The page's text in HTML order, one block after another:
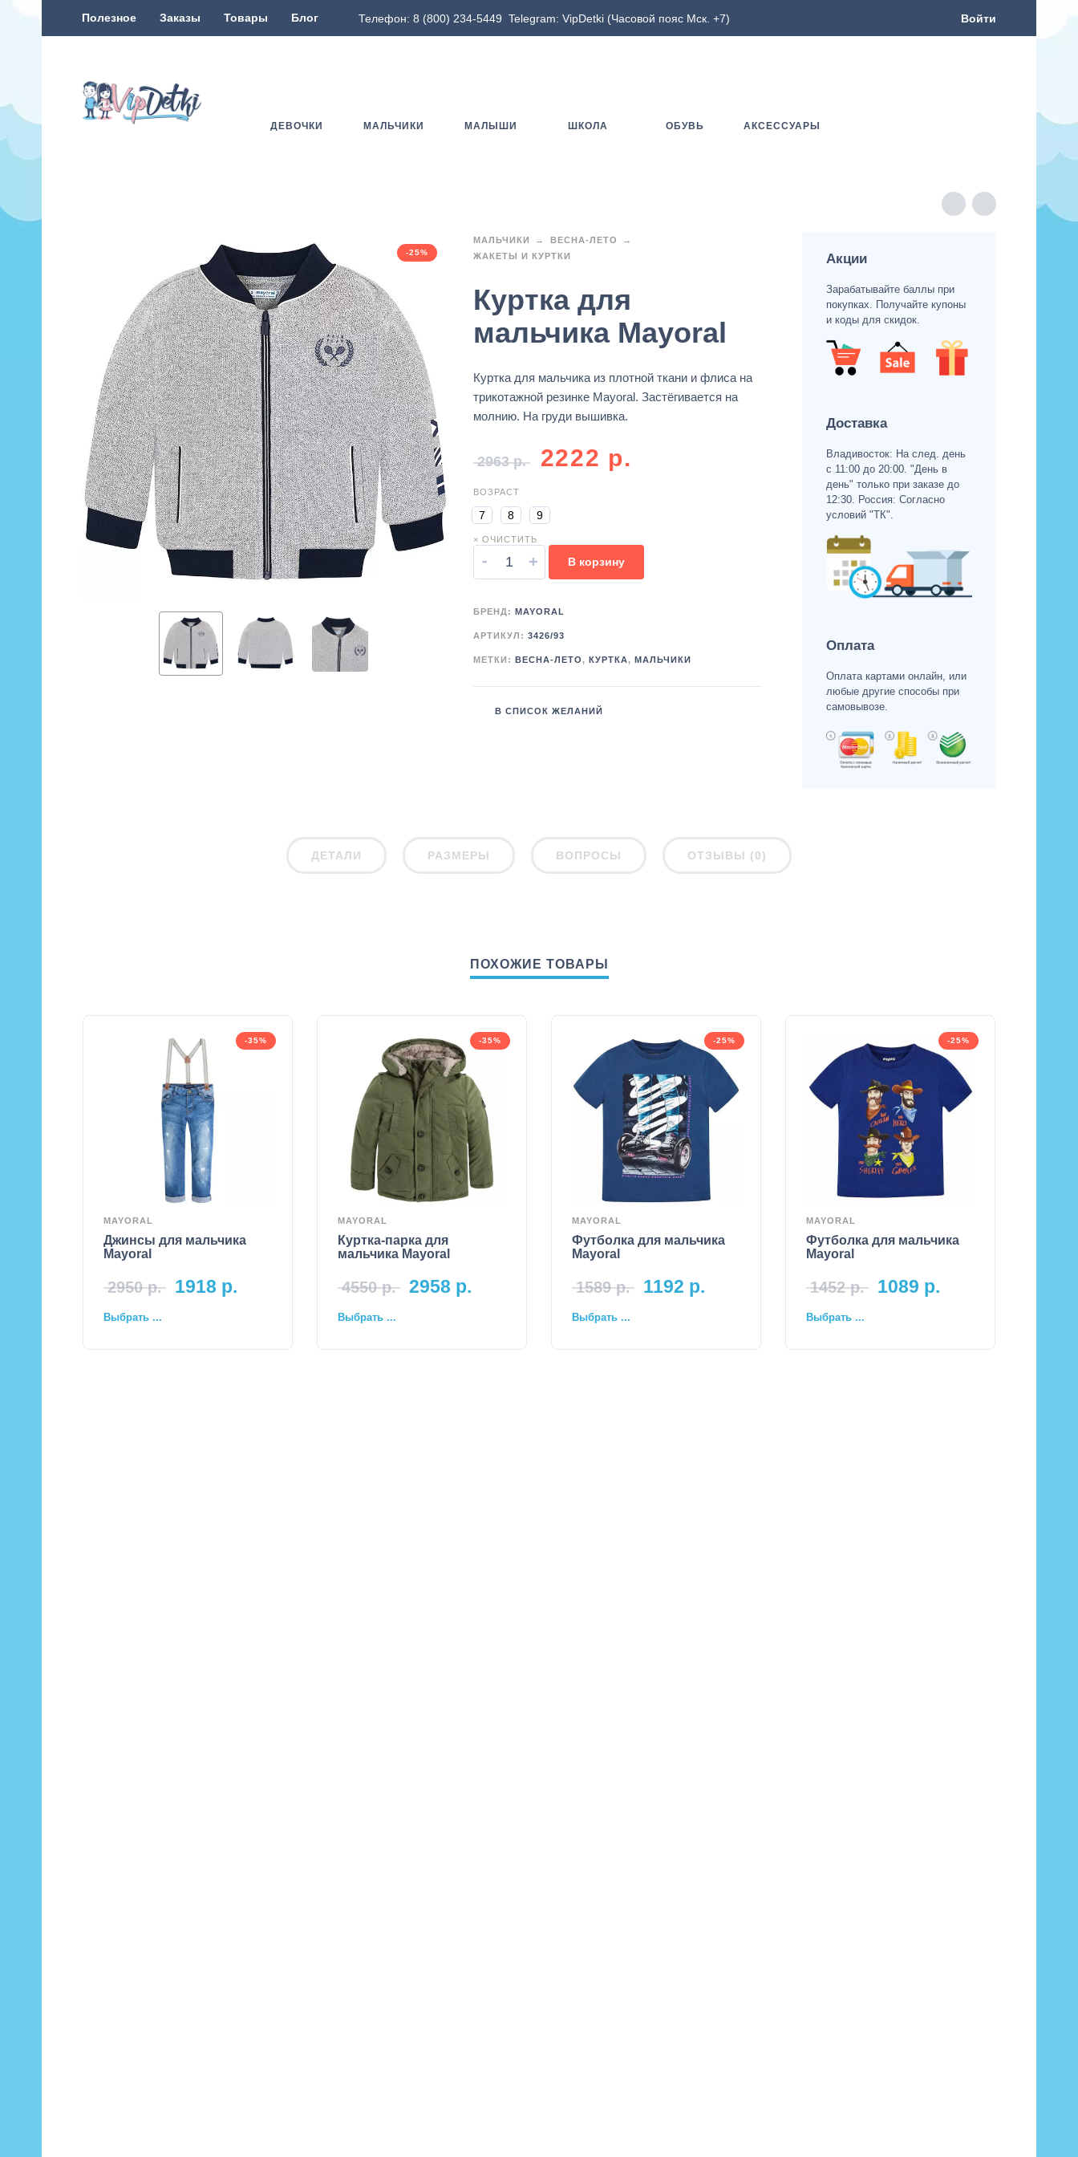
Полезное Заказы Товары Блог Телефон: 8 (800) 234-5449 Telegram: VipDetki (Часовой пояс Мск. +7) Войти
ДЕВОЧКИ МАЛЬЧИКИ МАЛЫШИ ШКОЛА ОБУВЬ АКСЕССУАРЫ
-25%
МАЛЬЧИКИ
ВЕСНА-ЛЕТО
ЖАКЕТЫ И КУРТКИ
Куртка для
мальчика Mayoral
Куртка для мальчика из плотной ткани и флиса на
трикотажной резинке Mayoral. Застёгивается на
молнию. На груди вышивка.
2963р. 2222 р.
ВОЗРАСТ
7 8 9
× ОЧИСТИТЬ
- + В корзину
БРЕНД: MAYORAL
АРТИКУЛ: 3426/93
МЕТКИ: ВЕСНА-ЛЕТО, КУРТКА, МАЛЬЧИКИ
В СПИСОК ЖЕЛАНИЙ
Акции
Зарабатывайте баллы при
покупках. Получайте купоны
и коды для скидок.
Доставка
Владивосток: На след. день
с 11:00 до 20:00. "День в
день" только при заказе до
12:30. Россия: Согласно
условий "ТК".
Оплата
Оплата картами онлайн, или
любые другие способы при
самовывозе.
ДЕТАЛИ РАЗМЕРЫ ВОПРОСЫ ОТЗЫВЫ (0)
ПОХОЖИЕ ТОВАРЫ
-35%
MAYORAL
Джинсы для мальчика
Mayoral
2950р. 1918 р.
Выбрать ...
-35%
MAYORAL
Куртка-парка для
мальчика Mayoral
4550р. 2958 р.
Выбрать ...
-25%
MAYORAL
Футболка для мальчика
Mayoral
1589р. 1192 р.
Выбрать ...
-25%
MAYORAL
Футболка для мальчика
Mayoral
1452р. 1089 р.
Выбрать ...